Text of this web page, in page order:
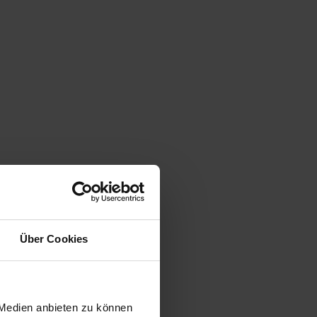
Über Cookies
anbieten zu können